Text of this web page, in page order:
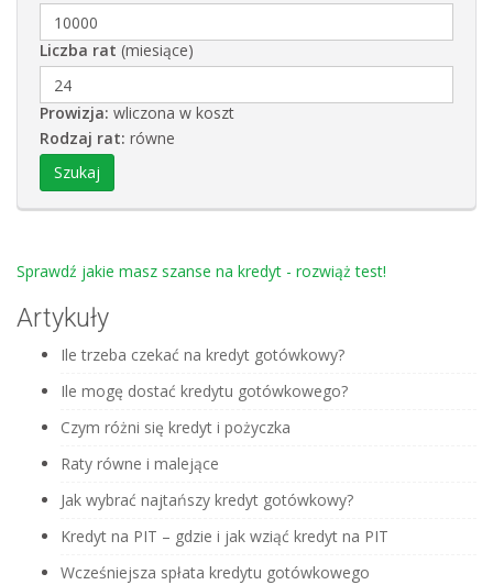
Liczba rat (miesiące)
Prowizja: wliczona w koszt
Rodzaj rat: równe
Sprawdź jakie masz szanse na kredyt - rozwiąż test!
Artykuły
Ile trzeba czekać na kredyt gotówkowy?
Ile mogę dostać kredytu gotówkowego?
Czym różni się kredyt i pożyczka
Raty równe i malejące
Jak wybrać najtańszy kredyt gotówkowy?
Kredyt na PIT – gdzie i jak wziąć kredyt na PIT
Wcześniejsza spłata kredytu gotówkowego